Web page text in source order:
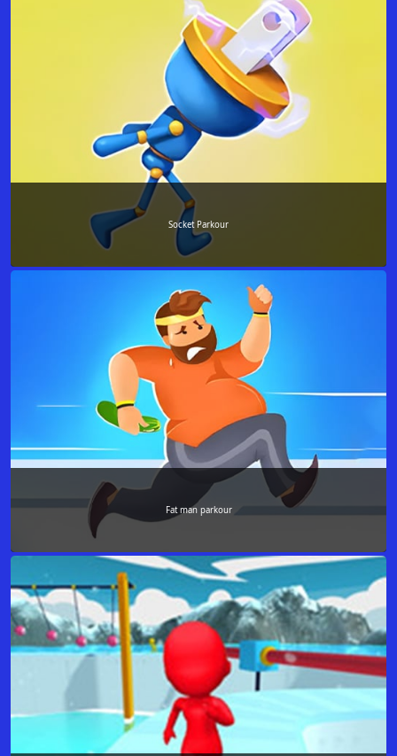
Socket Parkour
Fat man parkour